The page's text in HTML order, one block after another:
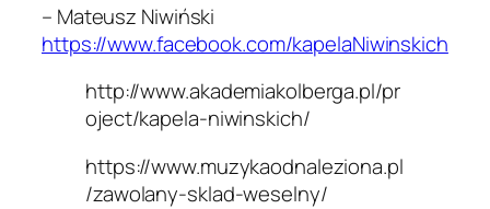
– Mateusz Niwiński
https://www.facebook.com/kapelaNiwinskich
http://www.akademiakolberga.pl/pr
oject/kapela-niwinskich/
https://www.muzykaodnaleziona.pl
/zawolany-sklad-weselny/